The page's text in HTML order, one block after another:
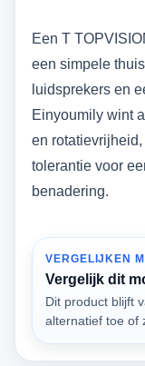
Een T
een simpele
luidsprekers en
Einyoumily wint
en
tolerantie voor
benadering.
VERGELIJKEN
Vergelijk dit
Dit product blijft
alternatief toe of